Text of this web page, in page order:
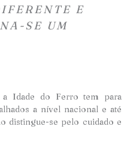
Idade do Ferro tem para
a nível nacional e até
distingue-se pelo cuidado e
E
SE UM